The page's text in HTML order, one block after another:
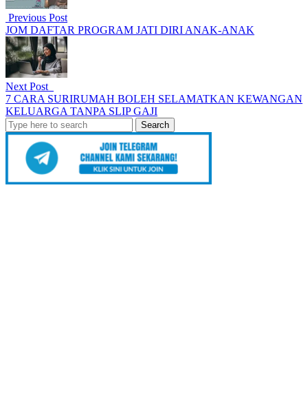
Previous Post
JOM DAFTAR PROGRAM JATI DIRI ANAK-ANAK
Next Post
7 CARA SURIRUMAH BOLEH SELAMATKAN KEWANGAN
KELUARGA TANPA SLIP GAJI
Search
for: